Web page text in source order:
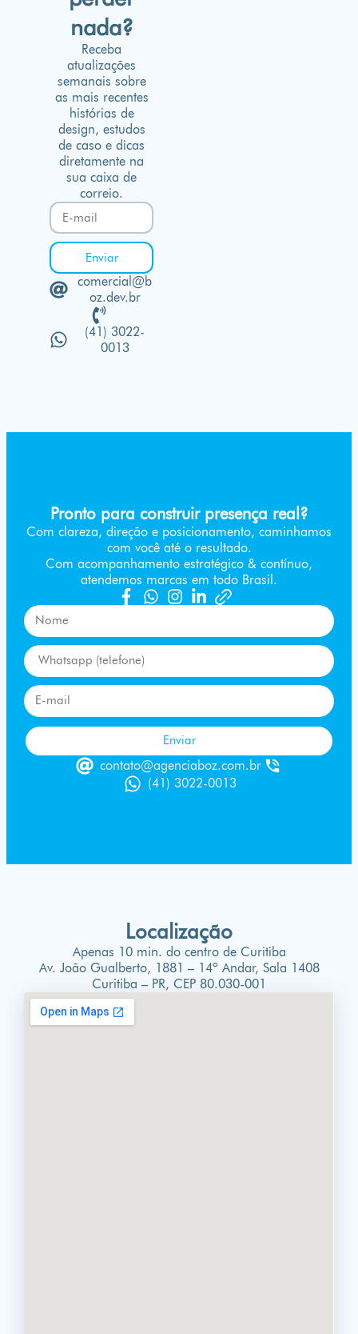
nada?
Receba
atualizações
semanais sobre
as mais recentes
histórias de
design, estudos
de caso e dicas
diretamente na
sua caixa de
correio.
Enviar
comercial@b
oz.dev.br
(41) 3022-
0013
Pronto para construir presença real?
Com clareza, direção e posicionamento, caminhamos
com você até o resultado.
Com acompanhamento estratégico & contínuo,
atendemos marcas em todo Brasil.
Enviar
contato@agenciaboz.com.br
(41) 3022-0013
Localização
Apenas 10 min. do centro de Curitiba
Av. João Gualberto, 1881 – 14º Andar, Sala 1408
Curitiba – PR, CEP 80.030-001